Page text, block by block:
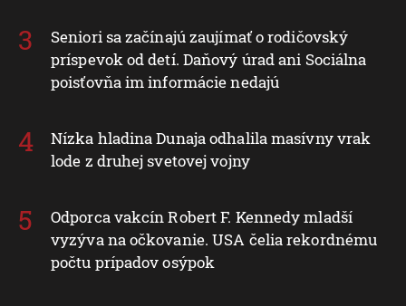
Seniori sa začínajú zaujímať o rodičovský
príspevok od detí. Daňový úrad ani Sociálna
poisťovňa im informácie nedajú
Nízka hladina Dunaja odhalila masívny vrak
lode z druhej svetovej vojny
Odporca vakcín Robert F. Kennedy mladší
vyzýva na očkovanie. USA čelia rekordnému
počtu prípadov osýpok